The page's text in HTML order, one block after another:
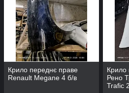
Крило переднє праве
Renault Megane 4 б/в
Крило
Рено
Trafic